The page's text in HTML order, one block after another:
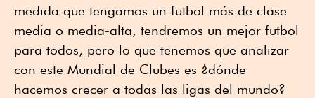
medida que tengamos un futbol más de clase
media o media-alta, tendremos un mejor futbol
para todos, pero lo que tenemos que analizar
con este Mundial de Clubes es ¿dónde
hacemos crecer a todas las ligas del mundo?